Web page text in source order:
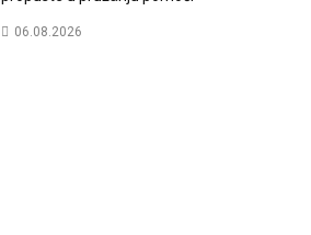
06.08.2026